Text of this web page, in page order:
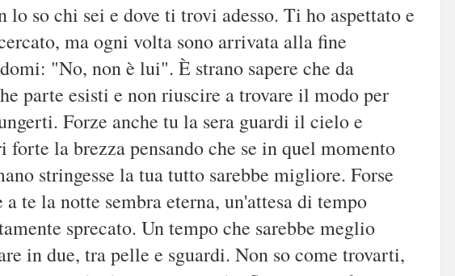
lo so chi sei e dove ti trovi adesso. Ti ho aspettato e
ma ogni volta sono arrivata alla fine
"No, non è lui". È strano sapere che da
parte esisti e non riuscire a trovare il modo per
Forze anche tu la sera guardi il cielo e
forte la brezza pensando che se in quel momento
stringesse la tua tutto sarebbe migliore. Forse
a te la notte sembra eterna, un'attesa di tempo
sprecato. Un tempo che sarebbe meglio
in due, tra pelle e sguardi. Non so come trovarti,